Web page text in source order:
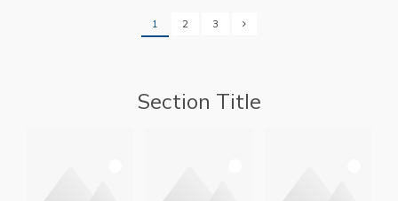
1 2 3
Section Title